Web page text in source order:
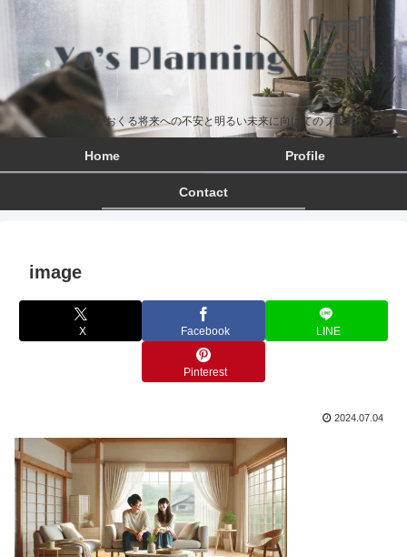
離婚男子がおくる将来への不安と明るい未来に向けてのブログ
Home Profile
Contact
image
X Facebook LINE
Pinterest
2024.07.04